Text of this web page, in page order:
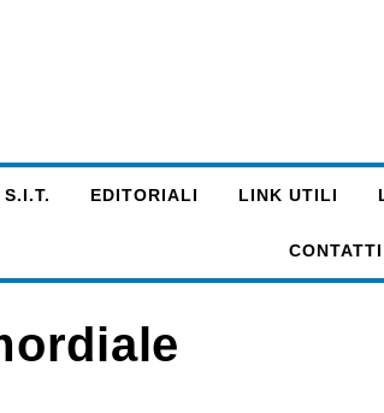
S.I.T. EDITORIALI LINK UTILI
CONTATTI